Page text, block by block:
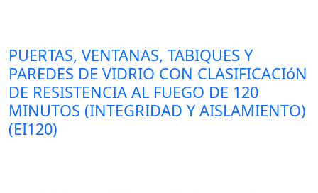
PUERTAS, VENTANAS, TABIQUES Y
PAREDES DE VIDRIO CON CLASIFICACIóN
DE RESISTENCIA AL FUEGO DE 120
MINUTOS (INTEGRIDAD Y AISLAMIENTO)
(EI120)